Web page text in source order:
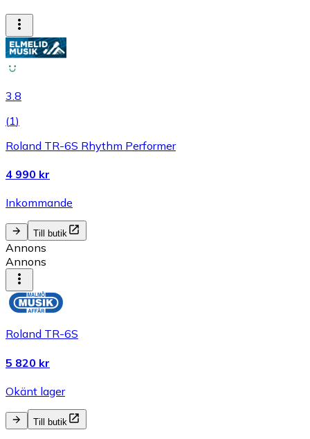
3.8
(1)
Roland TR-6S Rhythm Performer
4 990 kr
Inkommande
Till butik
Annons
Annons
Roland TR-6S
5 820 kr
Okänt lager
Till butik